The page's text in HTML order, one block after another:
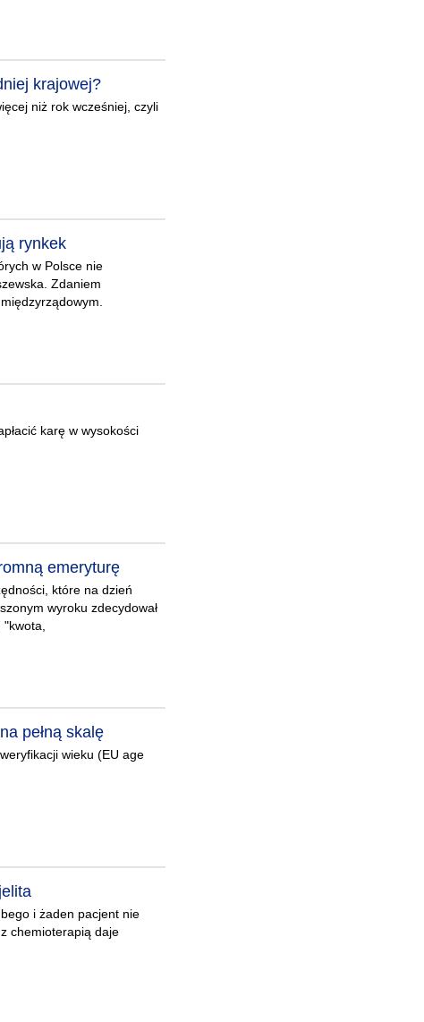
krajowej?
niż rok wcześniej, czyli
rynkek
w Polsce nie
Zdaniem
karę w wysokości
emeryturę
które na dzień
wyroku zdecydował
pełną skalę
wieku (EU age
i żaden pacjent nie
chemioterapią daje